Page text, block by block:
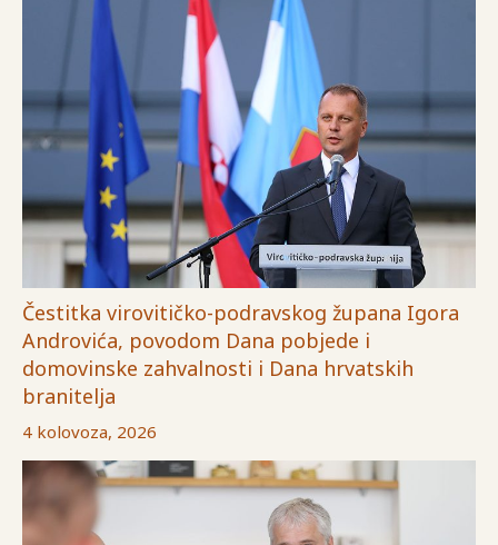
Čestitka virovitičko-podravskog župana Igora
Androvića, povodom Dana pobjede i
domovinske zahvalnosti i Dana hrvatskih
branitelja
4 kolovoza, 2026